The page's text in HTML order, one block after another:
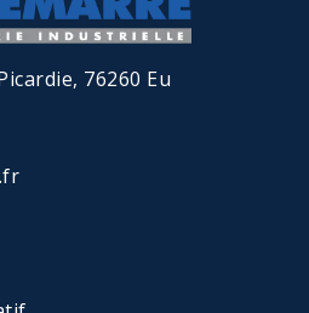
76260 Eu